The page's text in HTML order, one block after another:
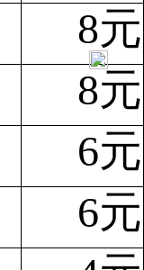
8元
8元
6元
6元